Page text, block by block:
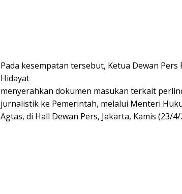
Pada kesempatan tersebut, Ketua Dewan Pers
Hidayat
menyerahkan dokumen masukan terkait
jurnalistik ke Pemerintah, melalui Menteri
Agtas, di Hall Dewan Pers, Jakarta, Kamis (23/4/